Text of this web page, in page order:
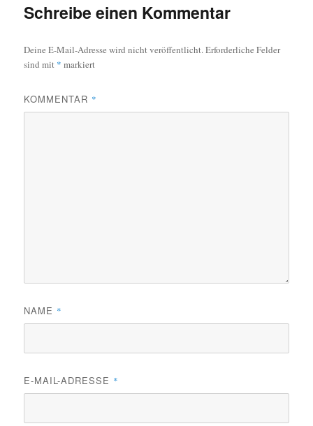
Schreibe einen Kommentar
Deine E-Mail-Adresse wird nicht veröffentlicht.Erforderliche Felder
sind mit * markiert
KOMMENTAR *
NAME *
E-MAIL-ADRESSE *